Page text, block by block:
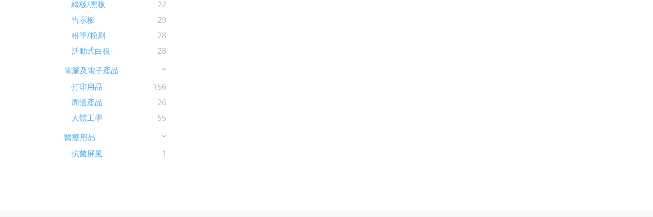
綠板/黑板
22
告示板
29
粉筆/粉刷
28
活動式白板
28
電腦及電子產品
打印用品
156
周邊產品
26
人體工學
55
醫療用品
抗菌屏風
1